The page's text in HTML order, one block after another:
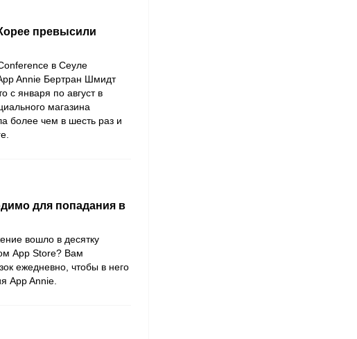
превысили
в Сеуле
Annie Бертран Шмидт
с января по август в
магазина
более чем в шесть раз и
для попадания в
вошло в десятку
App Store? Вам
ежедневно, чтобы в него
App Annie.